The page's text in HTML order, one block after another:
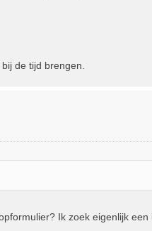
de tijd brengen.
Ik zoek eigenlijk